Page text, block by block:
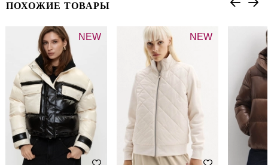
ПОХОЖИЕ ТОВАРЫ
NEW NEW